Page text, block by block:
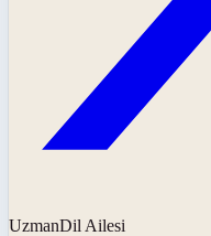
UzmanDil Ailesi